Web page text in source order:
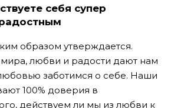
себя супер
образом утверждается.
любви и радости дают нам
заботимся о себе. Наши
100% доверия в
действуем ли мы из любви к